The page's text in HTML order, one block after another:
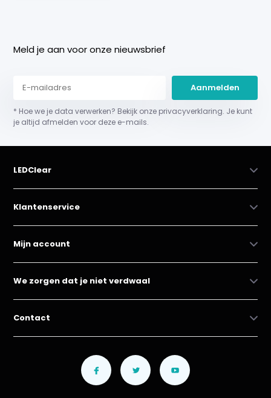
Meld je aan voor onze nieuwsbrief
Aanmelden
* Hoe we je data verwerken? Bekijk onze privacyverklaring. Je kunt
je altijd afmelden voor deze e-mails.
LEDClear
Klantenservice
Mijn account
We zorgen dat je niet verdwaal
Contact